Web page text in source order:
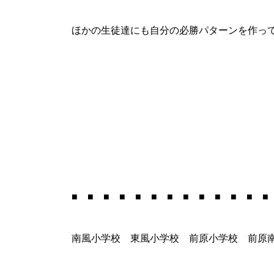
ほかの生徒達にも自分の必勝パターンを作っ
■ ■ ■ ■ ■ ■ ■ ■ ■ ■ ■ ■ ■
南風小学校 東風小学校 前原小学校 前原